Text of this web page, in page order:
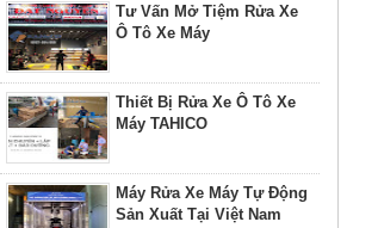
Tư Vấn Mở Tiệm Rửa Xe
Ô Tô Xe Máy
Thiết Bị Rửa Xe Ô Tô Xe
Máy TAHICO
Máy Rửa Xe Máy Tự Động
Sản Xuất Tại Việt Nam